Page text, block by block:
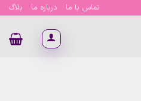
تماس با ما درباره ما بلاگ